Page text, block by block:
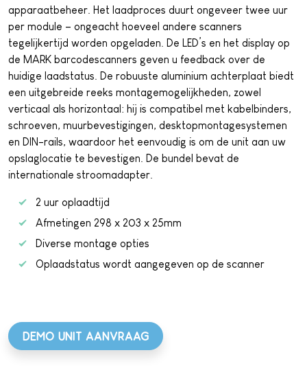
apparaatbeheer. Het laadproces duurt ongeveer twee uur
per module – ongeacht hoeveel andere scanners
tegelijkertijd worden opgeladen. De LED’s en het display op
de MARK barcodescanners geven u feedback over de
huidige laadstatus. De robuuste aluminium achterplaat biedt
een uitgebreide reeks montagemogelijkheden, zowel
verticaal als horizontaal: hij is compatibel met kabelbinders,
schroeven, muurbevestigingen, desktopmontagesystemen
en DIN-rails, waardoor het eenvoudig is om de unit aan uw
opslaglocatie te bevestigen. De bundel bevat de
internationale stroomadapter.
2 uur oplaadtijd
Afmetingen 298 x 203 x 25mm
Diverse montage opties
Oplaadstatus wordt aangegeven op de scanner
DEMO UNIT AANVRAAG